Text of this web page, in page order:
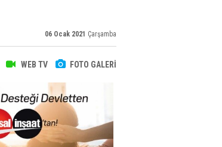
06 Ocak 2021 Çarşamba
WEB TV FOTO GALERİ